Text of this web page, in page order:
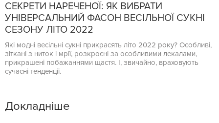
СЕКРЕТИ НАРЕЧЕНОЇ: ЯК ВИБРАТИ
УНІВЕРСАЛЬНИЙ ФАСОН ВЕСІЛЬНОЇ СУКНІ
СЕЗОНУ ЛІТО 2022
Які модні весільні сукні прикрасять літо 2022 року? Особливі,
зіткані з ниток і мрії, розкроєні за особливими лекалами,
прикрашені побажаннями щастя. І, звичайно, враховують
сучасні тенденції.
Докладніше